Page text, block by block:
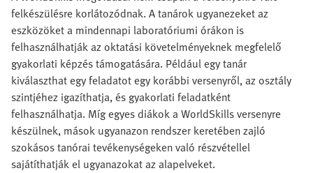
felkészülésre korlátozódnak. A tanárok ugyanezeket az
eszközöket a mindennapi laboratóriumi órákon is
felhasználhatják az oktatási követelményeknek megfelelő
gyakorlati képzés támogatására. Például egy tanár
kiválaszthat egy feladatot egy korábbi versenyről, az osztály
szintjéhez igazíthatja, és gyakorlati feladatként
felhasználhatja. Míg egyes diákok a WorldSkills versenyre
készülnek, mások ugyanazon rendszer keretében zajló
szokásos tanórai tevékenységeken való részvétellel
sajátíthatják el ugyanazokat az alapelveket.